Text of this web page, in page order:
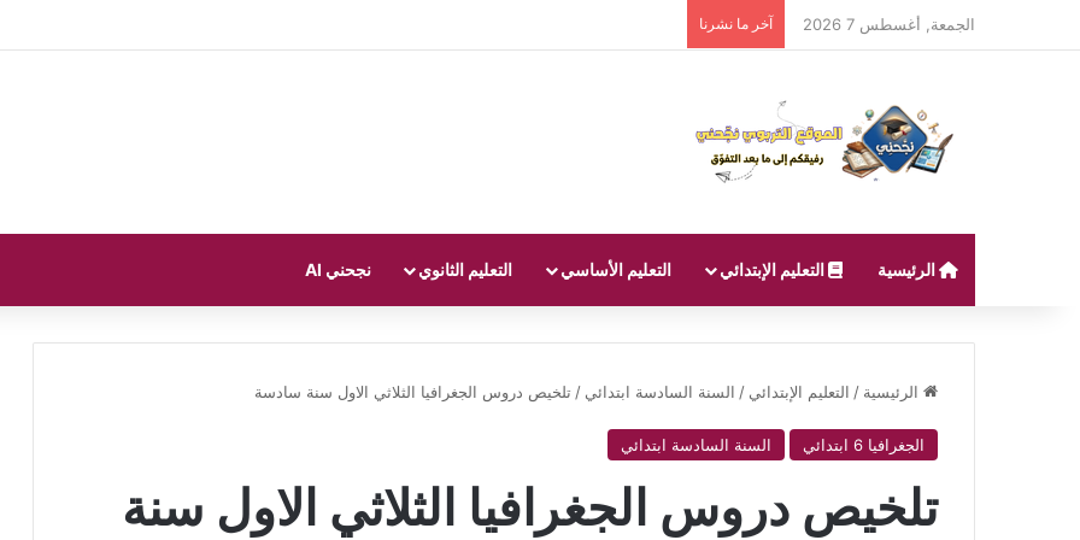
الجمعة, أغسطس 7 2026 آخر ما نشرنا
الرئيسية التعليم الإبتدائي التعليم الأساسي التعليم الثانوي نجحني AI
الرئيسية / التعليم الإبتدائي / السنة السادسة ابتدائي / تلخيص دروس الجغرافيا الثلاثي الاول سنة سادسة
الجغرافيا 6 ابتدائي السنة السادسة ابتدائي
تلخيص دروس الجغرافيا الثلاثي الاول سنة